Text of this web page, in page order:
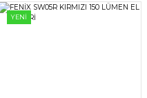
YENİ